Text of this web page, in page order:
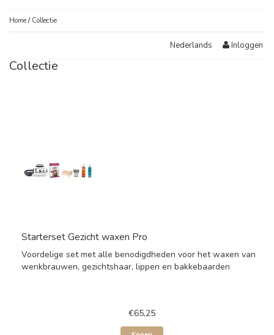
Home / Collectie
Nederlands Inloggen
Collectie
Starterset Gezicht waxen Pro
Voordelige set met alle benodigdheden voor het waxen van
wenkbrauwen, gezichtshaar, lippen en bakkebaarden
€65,25